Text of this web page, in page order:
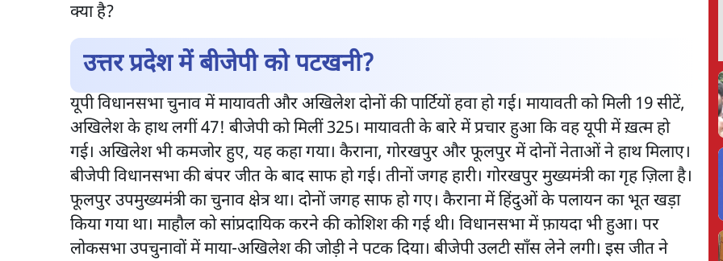
क्या है?
उत्तर प्रदेश में बीजेपी को पटखनी?
यूपी विधानसभा चुनाव में मायावती और अखिलेश दोनों की पार्टियों हवा हो गई। मायावती को मिली 19 सीटें,
अखिलेश के हाथ लगीं 47! बीजेपी को मिलीं 325। मायावती के बारे में प्रचार हुआ कि वह यूपी में ख़त्म हो
गई। अखिलेश भी कमजोर हुए, यह कहा गया। कैराना, गोरखपुर और फूलपुर में दोनों नेताओं ने हाथ मिलाए।
बीजेपी विधानसभा की बंपर जीत के बाद साफ हो गई। तीनों जगह हारी। गोरखपुर मुख्यमंत्री का गृह ज़िला है।
फूलपुर उपमुख्यमंत्री का चुनाव क्षेत्र था। दोनों जगह साफ हो गए। कैराना में हिंदुओं के पलायन का भूत खड़ा
किया गया था। माहौल को सांप्रदायिक करने की कोशिश की गई थी। विधानसभा में फ़ायदा भी हुआ। पर
लोकसभा उपचुनावों में माया-अखिलेश की जोड़ी ने पटक दिया। बीजेपी उलटी साँस लेने लगी। इस जीत ने